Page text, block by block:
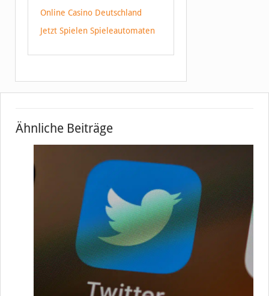
Online Casino Deutschland
Jetzt Spielen Spieleautomaten
Ähnliche Beiträge